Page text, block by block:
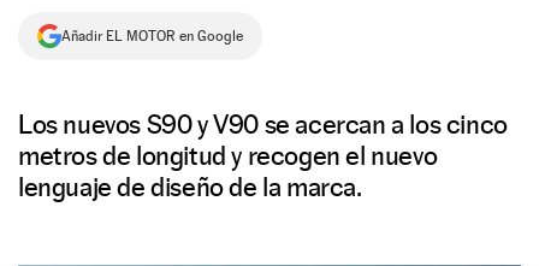
NEWSLETTER
Añadir EL MOTOR en Google
Los nuevos S90 y V90 se acercan a los cinco
metros de longitud y recogen el nuevo
lenguaje de diseño de la marca.